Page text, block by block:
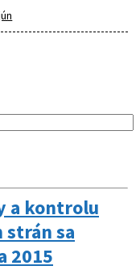
a kontrolu
sa
2015